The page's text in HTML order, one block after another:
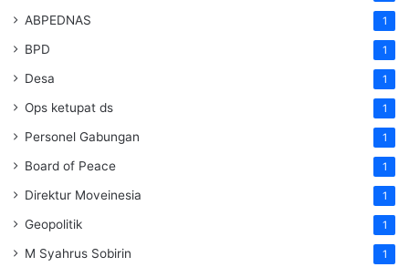
ABPEDNAS 1
BPD 1
Desa 1
Ops ketupat ds 1
Personel Gabungan 1
Board of Peace 1
Direktur Moveinesia 1
Geopolitik 1
M Syahrus Sobirin 1